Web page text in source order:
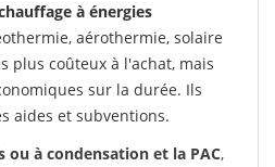
à énergies
aérothermie, solaire
plus coûteux à l'achat, mais
sur la durée. Ils
aides et subventions.
ou à condensation et la PAC,